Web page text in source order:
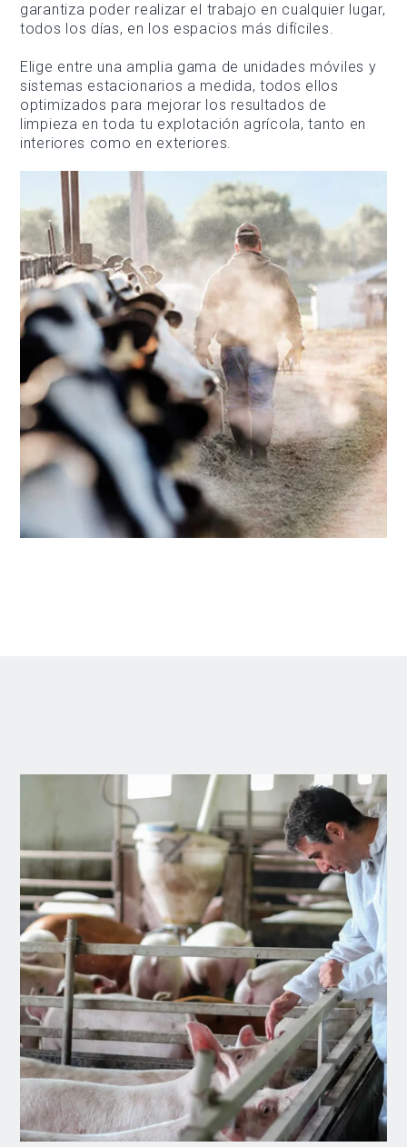
garantiza poder realizar el trabajo en cualquier lugar,
todos los días, en los espacios más difíciles.
Elige entre una amplia gama de unidades móviles y
sistemas estacionarios a medida, todos ellos
optimizados para mejorar los resultados de
limpieza en toda tu explotación agrícola, tanto en
interiores como en exteriores.